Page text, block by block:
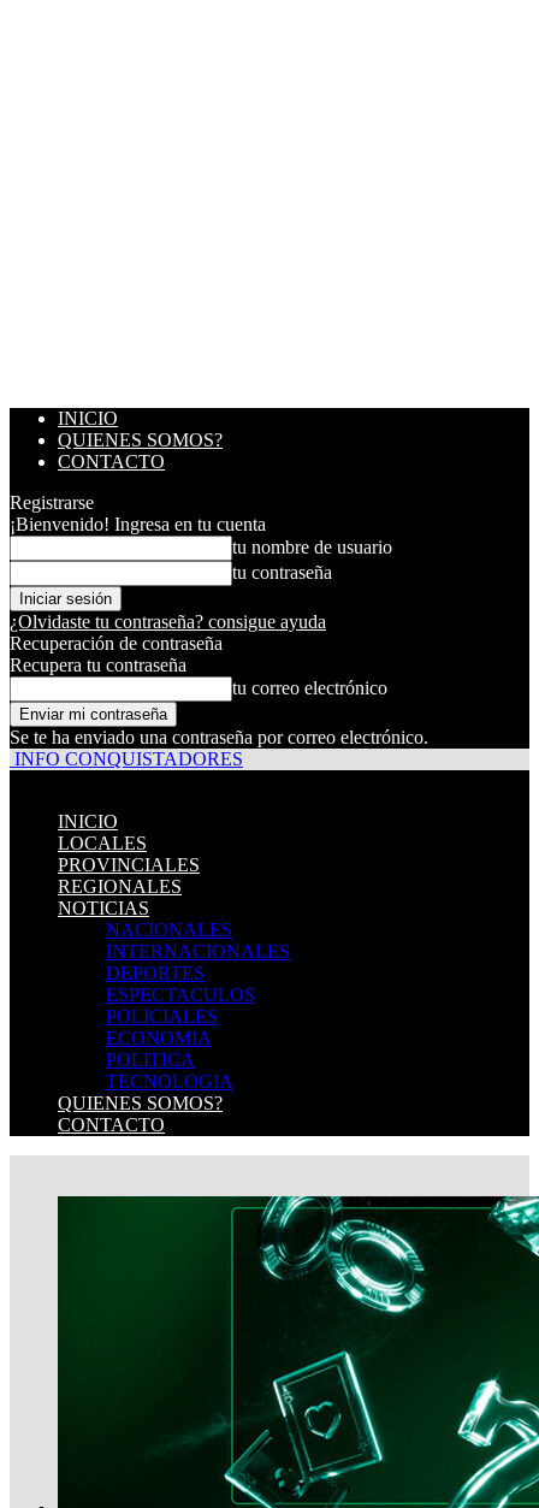
INICIO
QUIENES SOMOS?
CONTACTO
Registrarse
¡Bienvenido! Ingresa en tu cuenta
tu nombre de usuario
tu contraseña
¿Olvidaste tu contraseña? consigue ayuda
Recuperación de contraseña
Recupera tu contraseña
tu correo electrónico
Se te ha enviado una contraseña por correo electrónico.
INFO CONQUISTADORES
INICIO
LOCALES
PROVINCIALES
REGIONALES
NOTICIAS
NACIONALES
INTERNACIONALES
DEPORTES
ESPECTACULOS
POLICIALES
ECONOMIA
POLITICA
TECNOLOGIA
QUIENES SOMOS?
CONTACTO